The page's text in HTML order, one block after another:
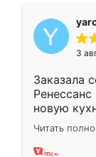
3
Заказала
Ренессанс
новую
вполне
два года,
Читать